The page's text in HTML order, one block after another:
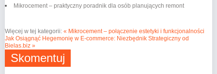
Mikrocement – praktyczny poradnik dla osób planujących remont
Więcej w tej kategorii: « Mikrocement – połączenie estetyki i funkcjonalności
Jak Osiągnąć Hegemonię w E-commerce: Niezbędnik Strategiczny od
Bielas.biz »
Skomentuj